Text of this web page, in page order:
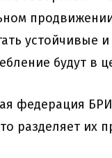
устойчивые
будут в
федерация
разделяет их